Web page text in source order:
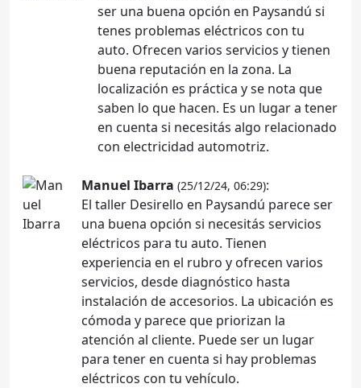
ser una buena opción en Paysandú si
tenes problemas eléctricos con tu
auto. Ofrecen varios servicios y tienen
buena reputación en la zona. La
localización es práctica y se nota que
saben lo que hacen. Es un lugar a tener
en cuenta si necesitás algo relacionado
con electricidad automotriz.
Manuel Ibarra (25/12/24, 06:29):
El taller Desirello en Paysandú parece ser
una buena opción si necesitás servicios
eléctricos para tu auto. Tienen
experiencia en el rubro y ofrecen varios
servicios, desde diagnóstico hasta
instalación de accesorios. La ubicación es
cómoda y parece que priorizan la
atención al cliente. Puede ser un lugar
para tener en cuenta si hay problemas
eléctricos con tu vehículo.